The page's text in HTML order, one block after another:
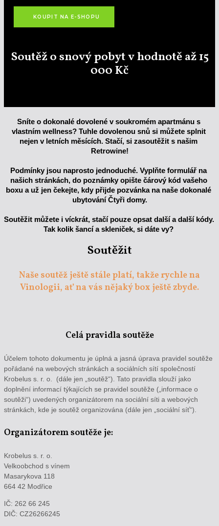
KOUPIT NA E-SHOPU
Soutěž o snový pobyt v hodnotě až 15
000 Kč
Sníte o dokonalé dovolené v soukromém apartmánu s
vlastním wellness? Tuhle dovolenou snů si můžete splnit
nejen v letních měsících. Stačí, si zasoutěžit s našim
Retrowine!
Podmínky jsou naprosto jednoduché. Vyplňte formulář na
našich stránkách, do poznámky opište čárový kód vašeho
boxu a už jen čekejte, kdy přijde pozvánka na naše dokonalé
ubytování Čtyři domy.
Soutěžit můžete i víckrát, stačí pouze opsat další a další kódy.
Tak kolik šancí a skleniček, si dáte vy?
Soutěžit
Naše soutěž ještě stále platí, takže rychle na
Vinologii, ať na vás nějaký box ještě zbyde.
Celá pravidla soutěže
Účelem tohoto dokumentu je úplná a jasná úprava pravidel soutěže
pořádané na webových stránkách a sociálních sítí společností
Krobelus s. r. o. (dále jen „soutěž“). Tato pravidla slouží jako
doplnění informací týkajících se pravidel soutěže („informace o
soutěži“) uvedených organizátorem na sociální síti a webových
stránkách, kde je soutěž organizována (dále jen „sociální síť“).
Organizátorem soutěže je:
Krobelus s. r. o.
Velkoobchod s vínem
Masarykova 118
664 42 Modřice
IČ: 262 66 245
DIČ: CZ26266245